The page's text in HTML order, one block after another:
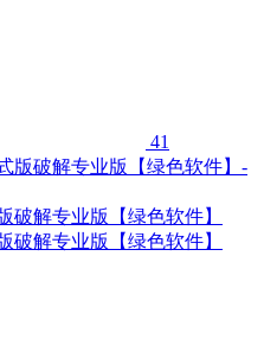
41
破解专业版【绿色软件】
破解专业版【绿色软件】